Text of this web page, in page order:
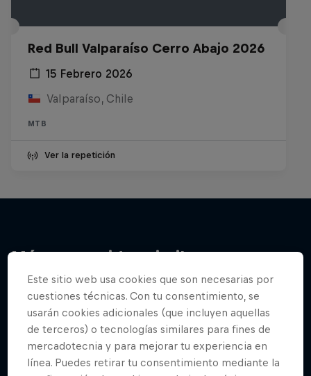
Red Bull Valparaíso Cerro Abajo 2026
15 Febrero 2026
Valparaíso, Chile
MTB
Ver la repetición
Más contenidos similares
Este sitio web usa cookies que son necesarias por
cuestiones técnicas. Con tu consentimiento, se
usarán cookies adicionales (que incluyen aquellas
de terceros) o tecnologías similares para fines de
mercadotecnia y para mejorar tu experiencia en
línea. Puedes retirar tu consentimiento mediante la